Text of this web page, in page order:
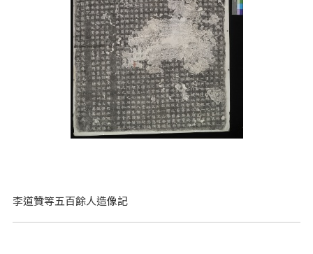
李道贊等五百餘人造像記